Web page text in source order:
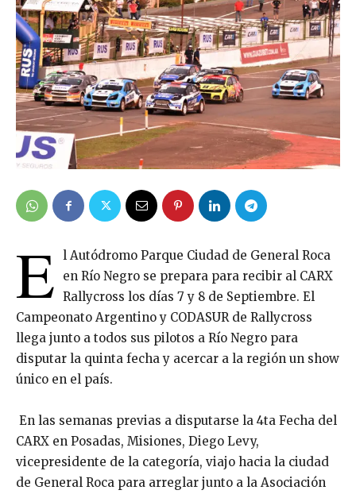
E l Autódromo Parque Ciudad de General Roca
en Río Negro se prepara para recibir al CARX
Rallycross los días 7 y 8 de Septiembre. El
Campeonato Argentino y CODASUR de Rallycross
llega junto a todos sus pilotos a Río Negro para
disputar la quinta fecha y acercar a la región un show
único en el país.
En las semanas previas a disputarse la 4ta Fecha del
CARX en Posadas, Misiones, Diego Levy,
vicepresidente de la categoría, viajo hacia la ciudad
de General Roca para arreglar junto a la Asociación